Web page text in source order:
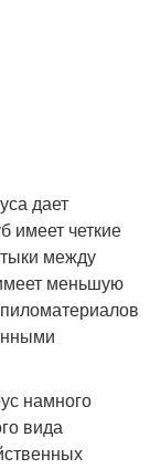
дает
имеет четкие
между
меньшую
намного
вида